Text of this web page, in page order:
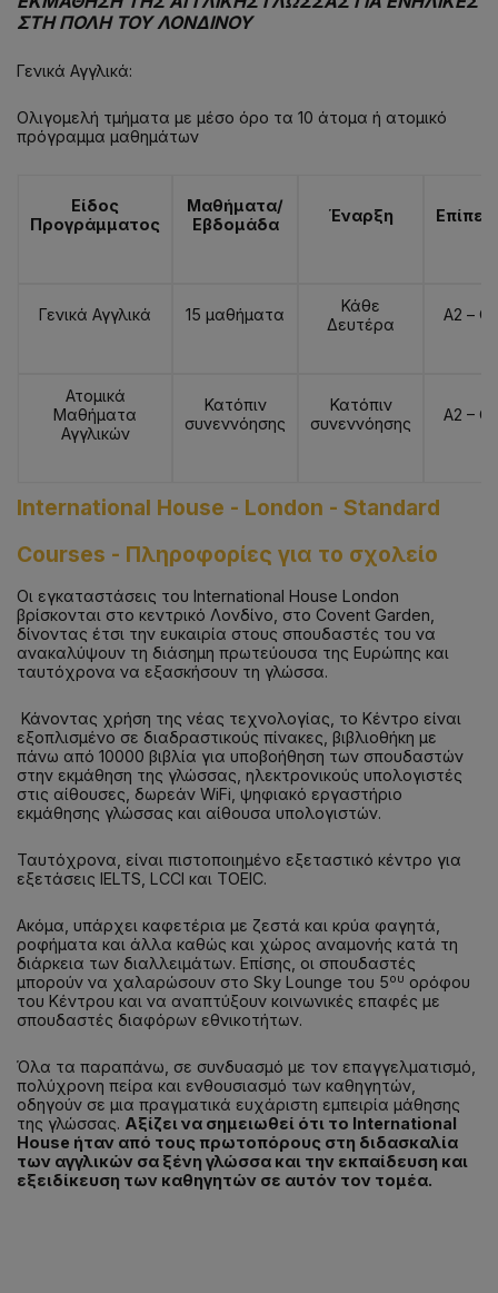
ΣΤΗ ΠΟΛΗ ΤΟΥ ΛΟΝΔΙΝΟΥ
Γενικά Αγγλικά:
Ολιγομελή τμήματα με μέσο όρο τα 10 άτομα ή ατομικό
πρόγραμμα μαθημάτων
Είδος
Προγράμματος
Μαθήματα/
Εβδομάδα
Έναρξη
Γενικά Αγγλικά 15 μαθήματα
Κάθε
Δευτέρα
Α2 – C2
Ατομικά
Μαθήματα
Αγγλικών
Κατόπιν
συνεννόησης
Κατόπιν
συνεννόησης
A2 – C2
International House - London - Standard
Courses - Πληροφορίες για το σχολείο
Οι εγκαταστάσεις του International House London
βρίσκονται στο κεντρικό Λονδίνο, στο Covent Garden,
δίνοντας έτσι την ευκαιρία στους σπουδαστές του να
ανακαλύψουν τη διάσημη πρωτεύουσα της Ευρώπης και
ταυτόχρονα να εξασκήσουν τη γλώσσα.
Κάνοντας χρήση της νέας τεχνολογίας, το Κέντρο είναι
εξοπλισμένο σε διαδραστικούς πίνακες, βιβλιοθήκη με
πάνω από 10000 βιβλία για υποβοήθηση των σπουδαστών
στην εκμάθηση της γλώσσας, ηλεκτρονικούς υπολογιστές
στις αίθουσες, δωρεάν WiFi, ψηφιακό εργαστήριο
εκμάθησης γλώσσας και αίθουσα υπολογιστών.
Ταυτόχρονα, είναι πιστοποιημένο εξεταστικό κέντρο για
εξετάσεις IELTS, LCCI και TOEIC.
Ακόμα, υπάρχει καφετέρια με ζεστά και κρύα φαγητά,
ροφήματα και άλλα καθώς και χώρος αναμονής κατά τη
διάρκεια των διαλλειμάτων. Επίσης, οι σπουδαστές
μπορούν να χαλαρώσουν στο Sky Lounge του 5ου ορόφου
του Κέντρου και να αναπτύξουν κοινωνικές επαφές με
σπουδαστές διαφόρων εθνικοτήτων.
Όλα τα παραπάνω, σε συνδυασμό με τον επαγγελματισμό,
πολύχρονη πείρα και ενθουσιασμό των καθηγητών,
οδηγούν σε μια πραγματικά ευχάριστη εμπειρία μάθησης
της γλώσσας. Αξίζει να σημειωθεί ότι το International
House ήταν από τους πρωτοπόρους στη διδασκαλία
των αγγλικών σα ξένη γλώσσα και την εκπαίδευση και
εξειδίκευση των καθηγητών σε αυτόν τον τομέα.